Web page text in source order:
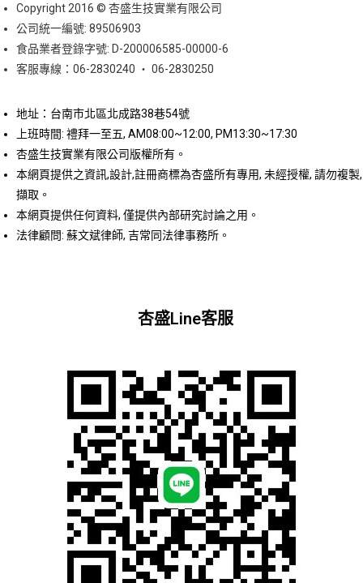
Copyright 2016 © 杏盛生技實業有限公司
公司統一編號: 89506903
食品業者登錄字號: D-200006585-00000-6
客服專線：06-2830240 ‧ 06-2830250
地址：台南市北區北成路38巷54號
上班時間: 禮拜一至五, AM08:00~12:00, PM13:30~17:30
杏盛生技實業有限公司版權所有。
本網頁提供之資訊,設計,註冊商標為杏盛所有專用, 未經授權, 請勿複製,
擷取。
本網頁提供任何資料, 僅提供內部研究討論之用。
法律顧問: 蘇文斌律師, 吉常同法律事務所。
杏盛Line客服